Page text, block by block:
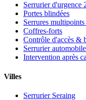
Serrurier d'urgence
Portes blindées
Serrures
Coffres-forts
Contrôle d'accès &
Serrurier automobile
Intervention après
Villes
Serrurier Seraing